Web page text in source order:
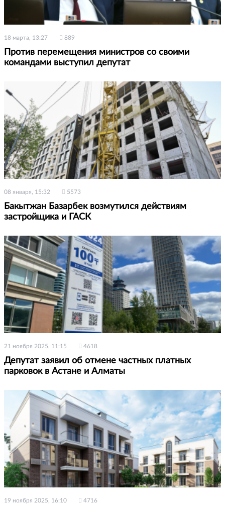
18 марта, 13:27 889
Против перемещения министров со своими
командами выступил депутат
08 января, 15:32 5573
Бакытжан Базарбек возмутился действиям
застройщика и ГАСК
21 ноября 2025, 11:15 4618
Депутат заявил об отмене частных платных
парковок в Астане и Алматы
19 ноября 2025, 16:10 4716